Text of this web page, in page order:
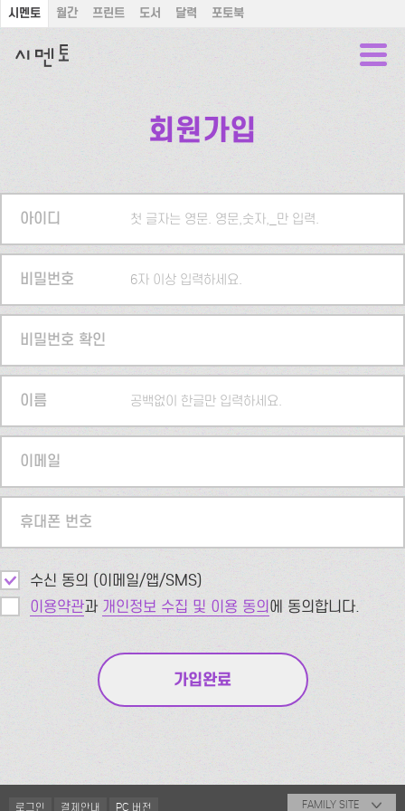
시멘토 월간 프린트 도서 달력 포토북
회원가입
아이디 첫 글자는 영문. 영문,숫자,_만 입력.
비밀번호 6자 이상 입력하세요.
비밀번호 확인
이름 공백없이 한글만 입력하세요.
이메일
휴대폰 번호
수신 동의 (이메일/앱/SMS)
이용약관과 개인정보 수집 및 이용 동의에 동의합니다.
로그인 결제안내 PC 버전 FAMILY SITE